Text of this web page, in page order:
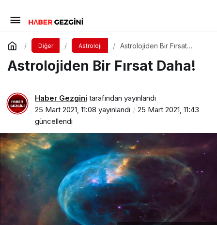
Diğer Astroloji
Astrolojiden Bir Fırsat
Astrolojiden Bir Fırsat Daha!
Haber Gezgini tarafından yayınlandı
25 Mart 2021, 11:08 yayınlandı
25 Mart 2021, 11:43
güncellendi